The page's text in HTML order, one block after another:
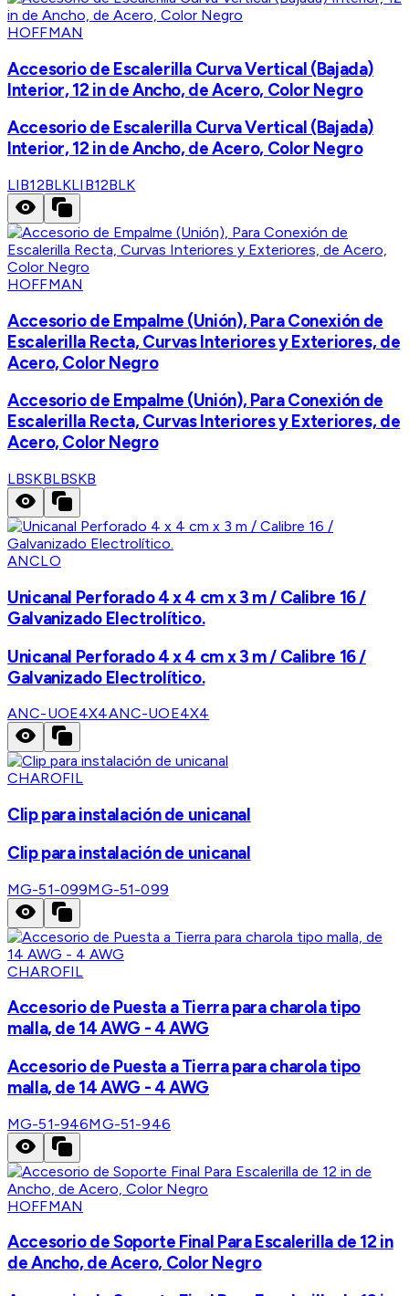
HOFFMAN
Accesorio de Escalerilla Curva Vertical (Bajada)
Interior, 12 in de Ancho, de Acero, Color Negro
Accesorio de Escalerilla Curva Vertical (Bajada)
Interior, 12 in de Ancho, de Acero, Color Negro
LIB12BLKLIB12BLK
HOFFMAN
Accesorio de Empalme (Unión), Para Conexión de
Escalerilla Recta, Curvas Interiores y Exteriores, de
Acero, Color Negro
Accesorio de Empalme (Unión), Para Conexión de
Escalerilla Recta, Curvas Interiores y Exteriores, de
Acero, Color Negro
LBSKBLBSKB
ANCLO
Unicanal Perforado 4 x 4 cm x 3 m / Calibre 16 /
Galvanizado Electrolítico.
Unicanal Perforado 4 x 4 cm x 3 m / Calibre 16 /
Galvanizado Electrolítico.
ANC-UOE4X4ANC-UOE4X4
CHAROFIL
Clip para instalación de unicanal
Clip para instalación de unicanal
MG-51-099MG-51-099
CHAROFIL
Accesorio de Puesta a Tierra para charola tipo
malla, de 14 AWG - 4 AWG
Accesorio de Puesta a Tierra para charola tipo
malla, de 14 AWG - 4 AWG
MG-51-946MG-51-946
HOFFMAN
Accesorio de Soporte Final Para Escalerilla de 12 in
de Ancho, de Acero, Color Negro